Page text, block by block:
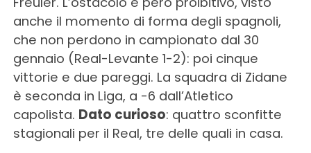
anche il momento di forma degli spagnoli,
che non perdono in campionato dal 30
gennaio (Real-Levante 1-2): poi cinque
vittorie e due pareggi. La squadra di Zidane
è seconda in Liga, a -6 dall’Atletico
capolista. Dato curioso: quattro sconfitte
stagionali per il Real, tre delle quali in casa.